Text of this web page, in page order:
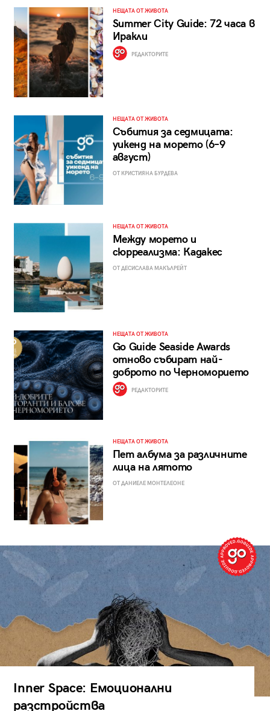
НЕЩАТА ОТ ЖИВОТА
Summer City Guide: 72 часа в
Иракли
РЕДАКТОРИТЕ
НЕЩАТА ОТ ЖИВОТА
Събития за седмицата:
уикенд на морето (6–9
август)
ОТ КРИСТИЯНА БУРДЕВА
НЕЩАТА ОТ ЖИВОТА
Между морето и
сюрреализма: Кадакес
ОТ ДЕСИСЛАВА МАКЪЛРЕЙТ
НЕЩАТА ОТ ЖИВОТА
Go Guide Seaside Awards
отново събират най-
доброто по Черноморието
РЕДАКТОРИТЕ
НЕЩАТА ОТ ЖИВОТА
Пет албума за различните
лица на лятото
ОТ ДАНИЕЛЕ МОНТЕЛЕОНЕ
Inner Space: Емоционални
разстройства